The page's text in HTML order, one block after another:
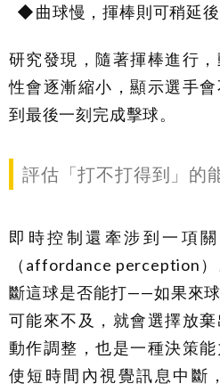
曲球慢，揮棒則可稍延後
研究發現，隨著揮棒進行
性會逐漸縮小，顯示選手
到最後一刻完成擊球。
評估「打不打得到」的
即時控制還牽涉到一項
（affordance perception
斷這球是否能打——如果來
可能來不及，就會選擇放
動作調整，也是一種決策
使短時間內視覺訊息中斷